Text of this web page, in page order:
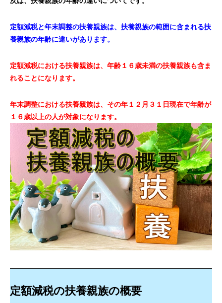
定額減税と年末調整の扶養親族は、扶養親族の範囲に含まれる扶
養親族の年齢に違いがあります。
定額減税における扶養親族は、年齢１６歳未満の扶養親族も含ま
れることになります。
年末調整における扶養親族は、その年１２月３１日現在で年齢が
１６歳以上の人が対象になります。
定額減税の扶養親族の概要